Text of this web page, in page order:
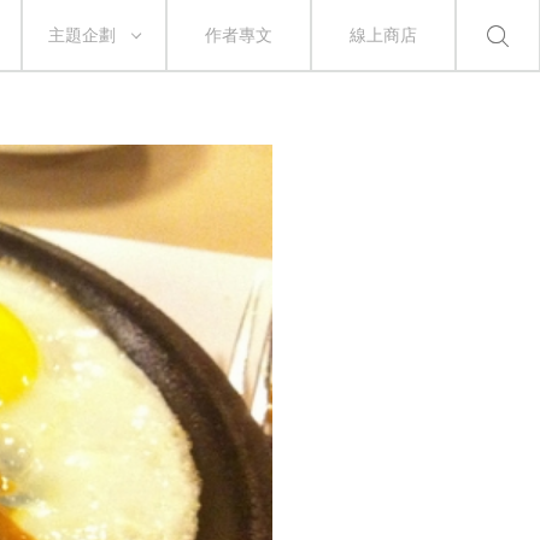
主題企劃 作者專文 線上商店